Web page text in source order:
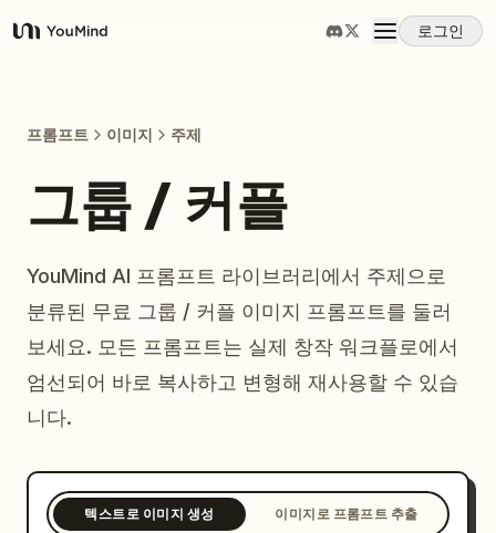
YouMind
로그인
프롬프트
가격
블로그
프롬프트 이미지 주제
그룹 / 커플
YouMind AI 프롬프트 라이브러리에서 주제으로
분류된 무료 그룹 / 커플 이미지 프롬프트를 둘러
보세요. 모든 프롬프트는 실제 창작 워크플로에서
엄선되어 바로 복사하고 변형해 재사용할 수 있습
니다.
텍스트로 이미지 생성 이미지로 프롬프트 추출